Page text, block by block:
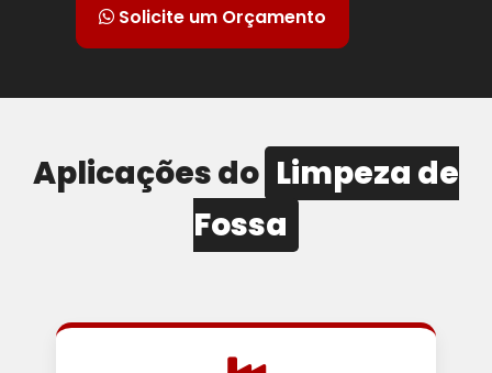
Solicite um Orçamento
Aplicações do Limpeza de
Fossa